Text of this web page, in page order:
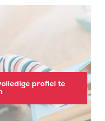
profiel te